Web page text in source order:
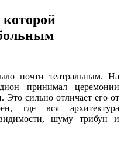
почти театральным. На
принимал церемонии
Это сильно отличает его от
где вся архитектура
шуму трибун и